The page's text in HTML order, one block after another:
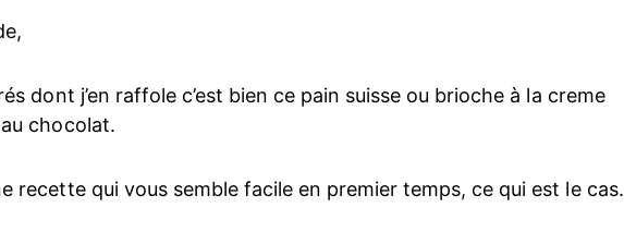
dont j’en raffole c’est bien ce pain suisse ou brioche à la creme
chocolat.
recette qui vous semble facile en premier temps, ce qui est le cas.